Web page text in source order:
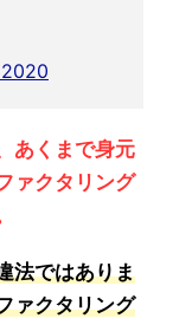
あくまで身元
ァクタリング
法ではありま
ァクタリング